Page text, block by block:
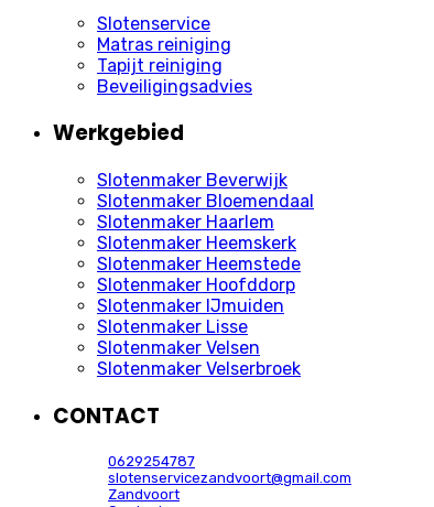
Slotenservice
Matras reiniging
Tapijt reiniging
Beveiligingsadvies
Werkgebied
Slotenmaker Beverwijk
Slotenmaker Bloemendaal
Slotenmaker Haarlem
Slotenmaker Heemskerk
Slotenmaker Heemstede
Slotenmaker Hoofddorp
Slotenmaker IJmuiden
Slotenmaker Lisse
Slotenmaker Velsen
Slotenmaker Velserbroek
CONTACT
0629254787
slotenservicezandvoort@gmail.com
Zandvoort